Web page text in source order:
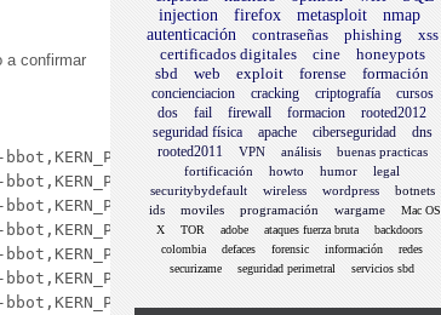
a confirmar
at 0x00003883
at 0x00003883
at 0x00003883
at 0x00003883
at 0x00003883
at 0x00003883
at 0x00003883
injection
firefox metasploit
nmap
autenticación
contraseñas phishing
xss
certificados digitales
cine
honeypots
sbd
web exploit forense formación
concienciacion cracking criptografía
cursos
dos
fail firewall formacion
rooted2012
seguridad física
apache ciberseguridad
dns
rooted2011
VPN análisis
buenas practicas
fortificación
howto humor
legal
securitybydefault
wireless wordpress
botnets
ids
moviles programación wargame
Mac OS
X
TOR adobe ataques fuerza bruta
backdoors
colombia
defaces forensic información
redes
securizame
seguridad perimetral servicios sbd